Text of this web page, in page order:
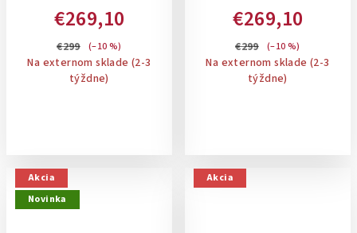
107/117 L
€269,10
€299 (–10 %)
Na externom sklade (2-3
týždne)
107/117 L
€269,10
€299 (–10 %)
Na externom sklade (2-3
týždne)
Akcia
Novinka
Akcia